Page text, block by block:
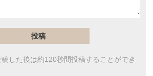
した後は約120秒間投稿することができ